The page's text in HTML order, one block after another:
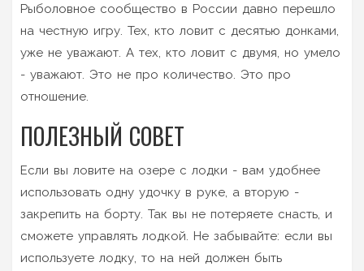
Рыболовное сообщество в России давно перешло
на честную игру. Тех, кто ловит с десятью донками,
уже не уважают. А тех, кто ловит с двумя, но умело
- уважают. Это не про количество. Это про
отношение.
ПОЛЕЗНЫЙ СОВЕТ
Если вы ловите на озере с лодки - вам удобнее
использовать одну удочку в руке, а вторую -
закрепить на борту. Так вы не потеряете снасть, и
сможете управлять лодкой. Не забывайте: если вы
используете лодку, то на ней должен быть